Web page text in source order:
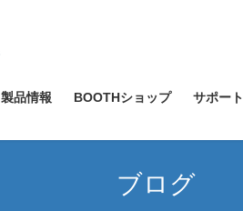
製品情報 BOOTHショップ サポート
ブログ